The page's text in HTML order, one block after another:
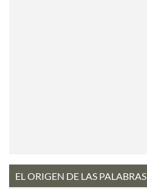
EL ORIGEN DE LAS PALABRAS